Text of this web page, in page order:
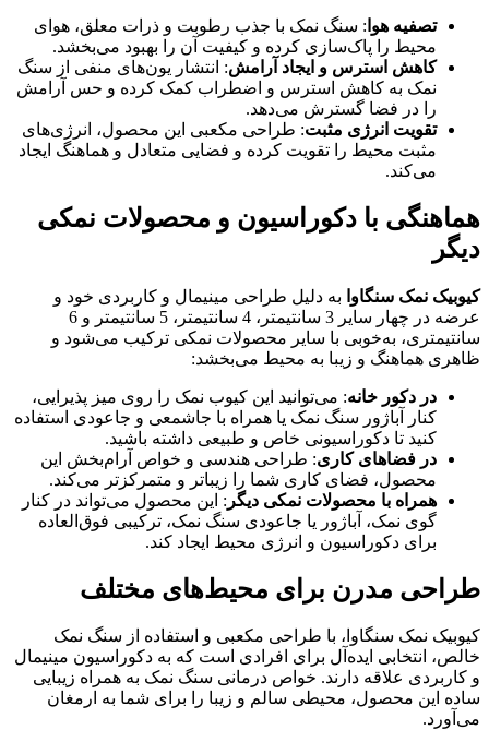
تصفیه هوا : سنگ نمک با جذب رطوبت و ذرات معلق، هوای
محیط را پاک‌سازی کرده و کیفیت آن را بهبود می‌بخشد.
کاهش استرس و ایجاد آرامش: انتشار یون‌های منفی از سنگ
نمک به کاهش استرس و اضطراب کمک کرده و حس آرامش
را در فضا گسترش می‌دهد.
تقویت انرژی مثبت: طراحی مکعبی این محصول، انرژی‌های
مثبت محیط را تقویت کرده و فضایی متعادل و هماهنگ ایجاد
می‌کند.
هماهنگی با دکوراسیون و محصولات نمکی
دیگر
کیوبیک نمک سنگاوا به دلیل طراحی مینیمال و کاربردی خود و
عرضه در چهار سایر 3 سانتیمتر، 4 سانتیمتر، 5 سانتیمتر و 6
سانتیمتری، به‌خوبی با سایر محصولات نمکی ترکیب می‌شود و
ظاهری هماهنگ و زیبا به محیط می‌بخشد:
در دکور خانه: می‌توانید این کیوب نمک را روی میز پذیرایی،
کنار آباژور سنگ نمک یا همراه با جاشمعی و جاعودی استفاده
کنید تا دکوراسیونی خاص و طبیعی داشته باشید.
در فضاهای کاری: طراحی هندسی و خواص آرام‌بخش این
محصول، فضای کاری شما را زیباتر و متمرکزتر می‌کند.
همراه با محصولات نمکی دیگر : این محصول می‌تواند در کنار
گوی نمک، آباژور یا جاعودی سنگ نمک، ترکیبی فوق‌العاده
برای دکوراسیون و انرژی محیط ایجاد کند.
طراحی مدرن برای محیط‌های مختلف
کیوبیک نمک سنگاوا، با طراحی مکعبی و استفاده از سنگ نمک
خالص، انتخابی ایده‌آل برای افرادی است که به دکوراسیون مینیمال
و کاربردی علاقه دارند. خواص درمانی سنگ نمک به همراه زیبایی
ساده این محصول، محیطی سالم و زیبا را برای شما به ارمغان
می‌آورد.